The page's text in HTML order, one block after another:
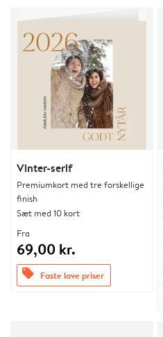
Vinter-serif
Premiumkort med tre forskellige
finish
Sæt med 10 kort
Fra
69,00 kr.
offers Faste lave priser